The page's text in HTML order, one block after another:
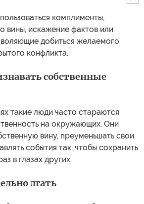
комплименты,
вины, искажение фактов или
добиться желаемого
конфликта.
собственные
такие люди часто стараются
на окружающих. Они
вину, преуменьшать свои
события так, чтобы сохранить
в глазах других.
лгать